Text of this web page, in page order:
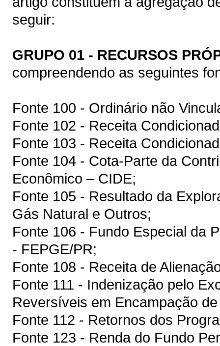
seguir:
GRUPO 01 - RECURSOS
compreendendo as seguintes
Fonte 100 - Ordinário não
Fonte 102 - Receita
Fonte 103 - Receita
Fonte 104 - Cota-Parte da
Econômico – CIDE;
Fonte 105 - Resultado da
Gás Natural e Outros;
Fonte 106 - Fundo Especial da
- FEPGE/PR;
Fonte 108 - Receita de
Fonte 111 - Indenização pelo
Reversíveis em Encampação
Fonte 112 - Retornos dos
Fonte 123 - Renda do Fundo